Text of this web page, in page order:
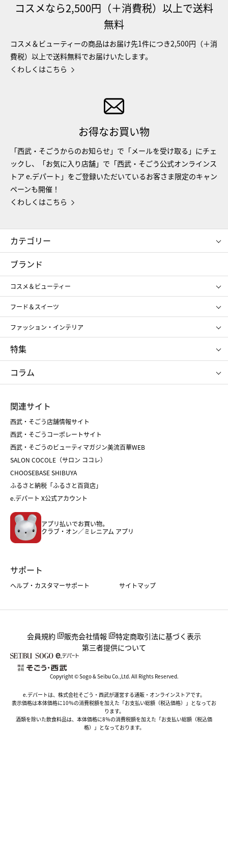
コスメなら2,500円（＋消費税）以上で送料
無料
コスメ＆ビューティーの商品はお届け先1件につき2,500円（＋消
費税）以上で送料無料でお届けいたします。
くわしくはこちら
お得なお買い物
「西武・そごうからのお知らせ」で「メールを受け取る」にチェ
ックし、「お気に入り店舗」で「西武・そごう公式オンラインス
トア e.デパート」をご登録いただいているお客さま限定のキャン
ペーンも開催！
くわしくはこちら
カテゴリー
コスメ＆ビューティー
ギフト
レディース
メンズ
スポーツ・アウトドア
お中元
お歳暮
ブランド
コスメ＆ビューティー
SHISEIDO
ポール&ジョー ボーテ
ジルスチュアート
NARS
RMK
クリニーク
SK-Ⅱ
フード＆スイーツ
アンリ・シャルパンティエ
ゴディバ
新宿高野
たねや
ねんりん家
ファッション・インテリア
ポロ ラルフ ローレン
タケオ キクチ
ママ＆キッズ
シュタイフ
特集
お中元
ひな人形
五月人形
父の日
クリスマスケーキ
ホワイトデー
コラム
菓子折り
和菓子
人気のギフト
バレンタイン
ホワイトデー
おせち
フード
ホーム・キッチン＆アート
関連サイト
西武・そごう店舗情報サイト
西武・そごうコーポレートサイト
西武・そごうのビューティマガジン美流百華WEB
SALON COCOLE（サロン ココレ）
CHOOSEBASE SHIBUYA
ふるさと納税「ふるさと百貨店」
e.デパート X公式アカウント
アプリ払いでお買い物。
クラブ・オン／ミレニアム アプリ
サポート
ヘルプ・カスタマーサポート サイトマップ
会員規約 販売会社情報
特定商取引法に基づく表示
第三者提供について
Copyright © Sogo & Seibu Co.,Ltd. All Rights Reserved.
e.デパートは、株式会社そごう・西武が運営する通販・オンラインストアです。
表示価格は本体価格に10％の消費税額を加えた「お支払い総額（税込価格）」となってお
ります。
酒類を除いた飲食料品は、本体価格に8％の消費税額を加えた「お支払い総額（税込価
格）」となっております。